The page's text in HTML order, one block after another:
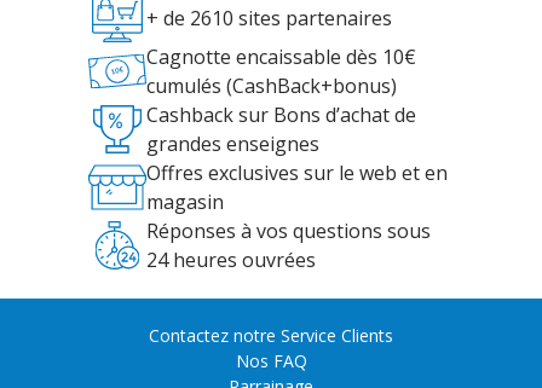
+ de 2610 sites partenaires
Cagnotte encaissable dès 10€
cumulés (CashBack+bonus)
Cashback sur Bons d’achat de
grandes enseignes
Offres exclusives sur le web et en
magasin
Réponses à vos questions sous
24 heures ouvrées
Contactez notre Service Clients
Nos FAQ